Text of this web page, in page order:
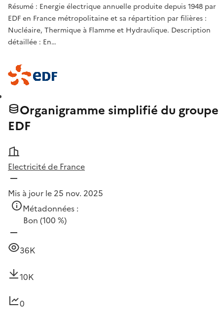
Résumé : Energie électrique annuelle produite depuis 1948 par
EDF en France métropolitaine et sa répartition par filières :
Nucléaire, Thermique à Flamme et Hydraulique. Description
détaillée : En…
Organigramme simplifié du groupe
EDF
Electricité de France
Mis à jour le 25 nov. 2025
Métadonnées :
Bon (100 %)
36K
10K
0